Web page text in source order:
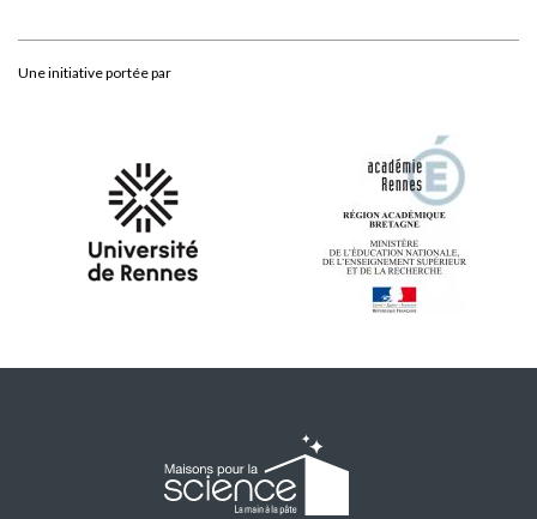
Une initiative portée par